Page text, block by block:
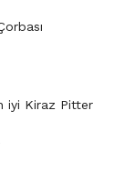
iyi Kiraz Pitter